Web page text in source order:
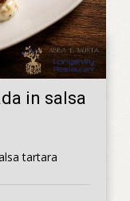
in salsa
tartara